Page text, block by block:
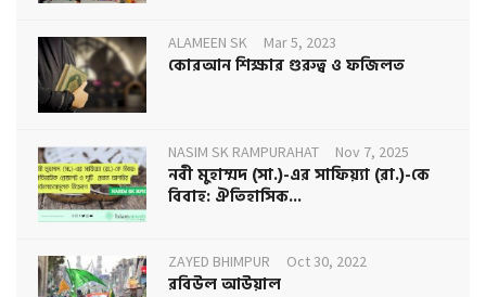
ALAMEEN SK Mar 5, 2023
কোরআন শিক্ষার গুরুত্ব ও ফজিলত
NASIM SK RAMPURAHAT Nov 7, 2025
নবী মুহাম্মদ (সা.)-এর সাফিয়্যা (রা.)-কে
বিবাহ: ঐতিহাসিক...
ZAYED BHIMPUR Oct 30, 2022
রবিউল আউয়াল